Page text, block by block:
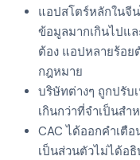
แอปสโตร์หลักในจี
ข้อมูลมากเกินไปแ
ต้อง แอปหลายร้อ
กฎหมาย
บริษัทต่างๆ ถูกปรับ
เกินกว่าที่จำเป็นสำ
CAC ได้ออกคำเตื
เป็นส่วนตัวไม่ได้อ